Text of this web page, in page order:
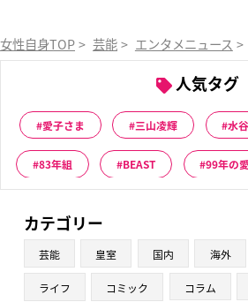
女性自身TOP > 芸能 > エンタメニュース >
人気タグ
愛子さま 三山凌輝 水
83年組 BEAST 99年の愛
カテゴリー
芸能 皇室 国内 海外
ライフ コミック コラム